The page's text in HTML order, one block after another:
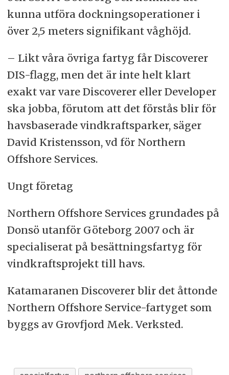
kunna utföra dockningsoperationer i
över 2,5 meters signifikant våghöjd.
– Likt våra övriga fartyg får Discoverer
DIS-flagg, men det är inte helt klart
exakt var vare Discoverer eller Developer
ska jobba, förutom att det förstås blir för
havsbaserade vindkraftsparker, säger
David Kristensson, vd för Northern
Offshore Services.
Ungt företag
Northern Offshore Services grundades på
Donsö utanför Göteborg 2007 och är
specialiserat på besättningsfartyg för
vindkraftsprojekt till havs.
Katamaranen Discoverer blir det åttonde
Northern Offshore Service-fartyget som
byggs av Grovfjord Mek. Verksted.